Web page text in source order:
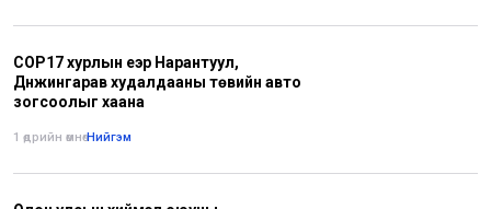
COP17 хурлын үеэр Нарантуул,
Дүнжингарав худалдааны төвийн авто
зогсоолыг хаана
1 өдрийн өмнө•Нийгэм